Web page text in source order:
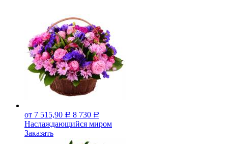
от 7 515,90 Р 8 730 Р
Наслаждающийся миром
Заказать